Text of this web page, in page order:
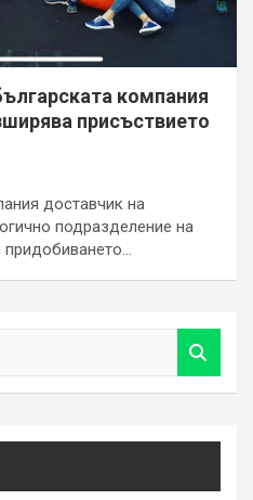
компания
присъствието
доставчик на
подразделение на